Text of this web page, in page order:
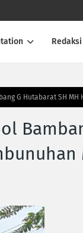
Redaksi
G Hutabarat SH